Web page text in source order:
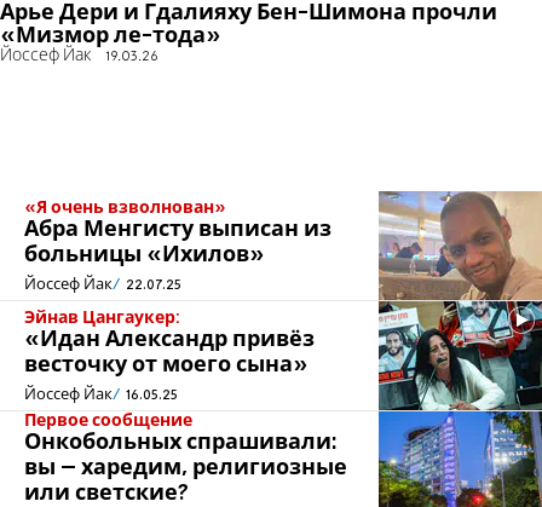
Арье Дери и Гдалияху Бен-Шимона прочли
«Мизмор ле-тода»
Йоссеф Йак 19.03.26
«Я очень взволнован»
Абра Менгисту выписан из
больницы «Ихилов»
Йоссеф Йак 22.07.25
Эйнав Цангаукер:
«Идан Александр привёз
весточку от моего сына»
Йоссеф Йак 16.05.25
Первое сообщение
Онкобольных спрашивали:
вы – харедим, религиозные
или светские?